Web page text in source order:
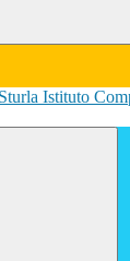
Istituto